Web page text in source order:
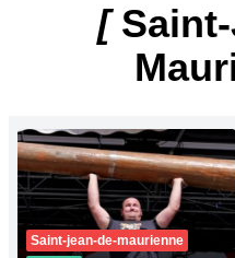
[Saint-
Saint-jean-de-maurienne